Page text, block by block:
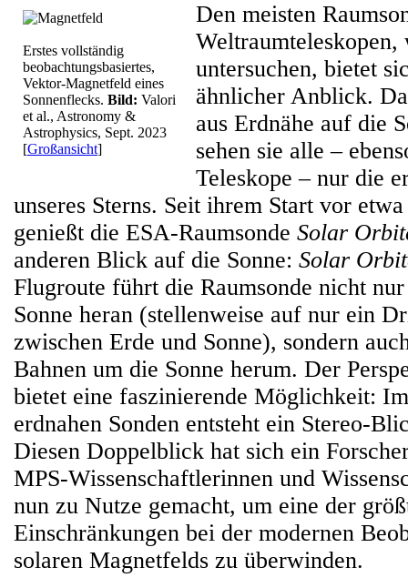
Erstes vollständig
beobachtungsbasiertes,
Vektor-Magnetfeld eines
Sonnenflecks. Bild: Valori
et al., Astronomy &
Astrophysics, Sept. 2023
[Großansicht]
Den meisten
Weltraumteleskopen,
untersuchen, bietet
ähnlicher Anblick.
aus Erdnähe auf die
sehen sie alle –
Teleskope – nur die
unseres Sterns. Seit ihrem Start vor
genießt die ESA-Raumsonde Solar
anderen Blick auf die Sonne: Solar
Flugroute führt die Raumsonde nicht
Sonne heran (stellenweise auf nur ein
zwischen Erde und Sonne), sondern
Bahnen um die Sonne herum. Der
bietet eine faszinierende Möglichkeit:
erdnahen Sonden entsteht ein Stereo-
Diesen Doppelblick hat sich ein
MPS-Wissenschaftlerinnen und
nun zu Nutze gemacht, um eine der
Einschränkungen bei der modernen
solaren Magnetfelds zu überwinden.